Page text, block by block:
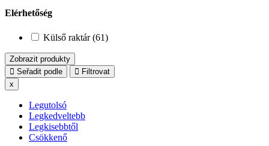
Elérhetőség
Külső raktár (61)
Zobrazit produkty
Seřadit podle
Filtrovat
x
Legutolsó
Legkedveltebb
Legkisebbtől
Csökkenő